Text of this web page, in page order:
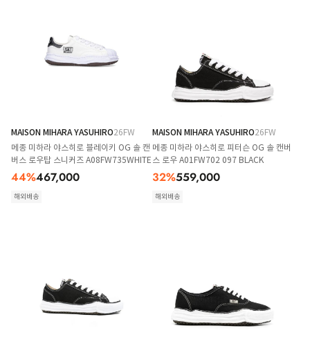
MAISON MIHARA YASUHIRO26FW
메종 미하라 야스히로 블레이키 OG 솔 캔
버스 로우탑 스니커즈 A08FW735WHITE
44%467,000
해외배송
MAISON MIHARA YASUHIRO26FW
메종 미하라 야스히로 피터슨 OG 솔 캔버
스 로우 A01FW702 097 BLACK
32%559,000
해외배송